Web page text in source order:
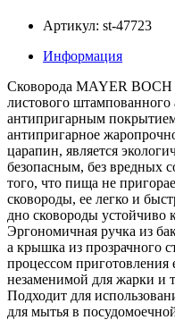
Артикул: st-47723
Информация
Сковорода MAYER BOCH
листового
антипригарным
антипригарное
царапин, является
безопасным, без вредных
того, что пища не
сковороды, ее легко и
дно сковороды
Эргономичная ручка из
а крышка из прозрачного
процессом приготовления
незаменимой для жарки и
Подходит для
для мытья в